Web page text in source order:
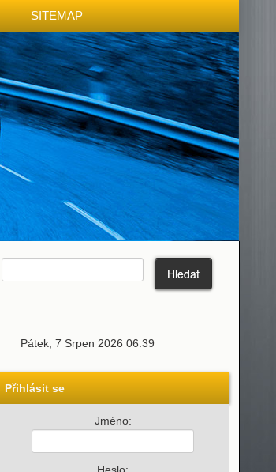
SITEMAP
Pátek, 7 Srpen 2026 06:39
Přihlásit se
Jméno: